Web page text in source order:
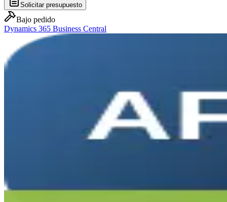
Solicitar presupuesto
Bajo pedido
Dynamics 365 Business Central